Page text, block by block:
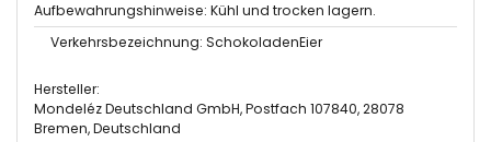
Aufbewahrungshinweise: Kühl und trocken lagern.
Verkehrsbezeichnung: SchokoladenEier
Hersteller:
Mondeléz Deutschland GmbH, Postfach 107840, 28078
Bremen, Deutschland